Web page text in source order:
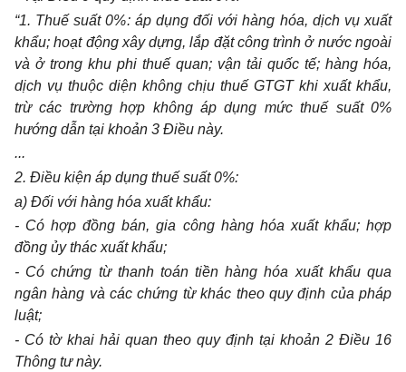
“1. Thuế suất 0%: áp dụng đối với hàng hóa, dịch vụ xuất
khẩu; hoạt động xây dựng, lắp đặt công trình ở nước ngoài
và ở trong khu phi thuế quan; vận tải quốc tế; hàng hóa,
dịch vụ thuộc diện không chịu thuế GTGT khi xuất khẩu,
trừ các trường hợp không áp dụng mức thuế suất 0%
hướng dẫn tại khoản 3 Điều này.
...
2. Điều kiện áp dụng thuế suất 0%:
a) Đối với hàng hóa xuất khẩu:
- Có hợp đồng bán, gia công hàng hóa xuất khẩu; hợp
đồng ủy thác xuất khẩu;
- Có chứng từ thanh toán tiền hàng hóa xuất khẩu qua
ngân hàng và các chứng từ khác theo quy định của pháp
luật;
- Có tờ khai hải quan theo quy định tại khoản 2 Điều 16
Thông tư này.